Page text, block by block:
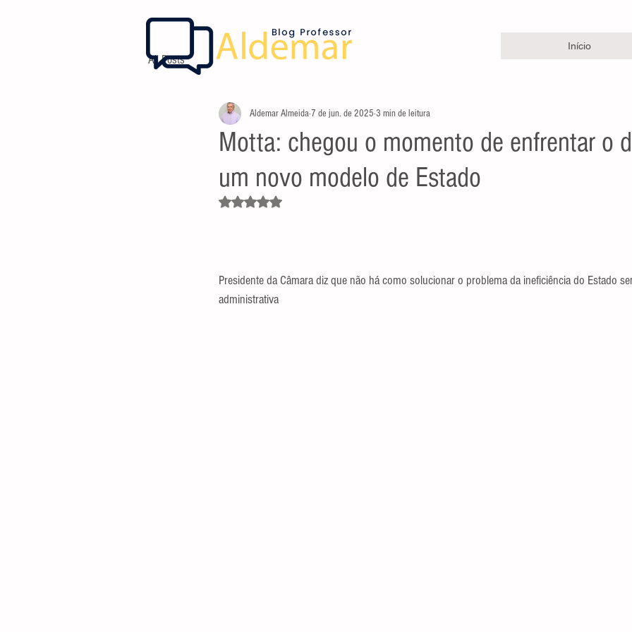
Início
All Posts
Motta: chegou o momento de enfrentar o
um novo modelo de Estado
Aldemar Almeida7 de jun. de 2025 3 min de leitura
Avaliado com NaN de 5 estrelas.
Presidente da Câmara diz que não há como solucionar o problema da ineficiência do Estado
administrativa